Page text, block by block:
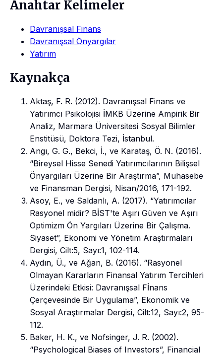
Anahtar Kelimeler
Davranışsal Finans
Davranışsal Önyargılar
Yatırım
Kaynakça
Aktaş, F. R. (2012). Davranışsal Finans ve
Yatırımcı Psikolojisi İMKB Üzerine Ampirik Bir
Analiz, Marmara Üniversitesi Sosyal Bilimler
Enstitüsü, Doktora Tezi, İstanbul.
Angı, G. G., Bekci, İ., ve Karataş, Ö. N. (2016).
“Bireysel Hisse Senedi Yatırımcılarının Bilişsel
Önyargıları Üzerine Bir Araştırma”, Muhasebe
ve Finansman Dergisi, Nisan/2016, 171-192.
Asoy, E., ve Saldanlı, A. (2017). “Yatırımcılar
Rasyonel midir? BİST'te Aşırı Güven ve Aşırı
Optimizm Ön Yargıları Üzerine Bir Çalışma.
Siyaset”, Ekonomi ve Yönetim Araştırmaları
Dergisi, Cilt:5, Sayı:1, 102-114.
Aydın, Ü., ve Ağan, B. (2016). “Rasyonel
Olmayan Kararların Finansal Yatırım Tercihleri
Üzerindeki Etkisi: Davranışsal Fİnans
Çerçevesinde Bir Uygulama”, Ekonomik ve
Sosyal Araştırmalar Dergisi, Cilt:12, Sayı:2, 95-
112.
Baker, H. K., ve Nofsinger, J. R. (2002).
“Psychological Biases of Investors”, Financial